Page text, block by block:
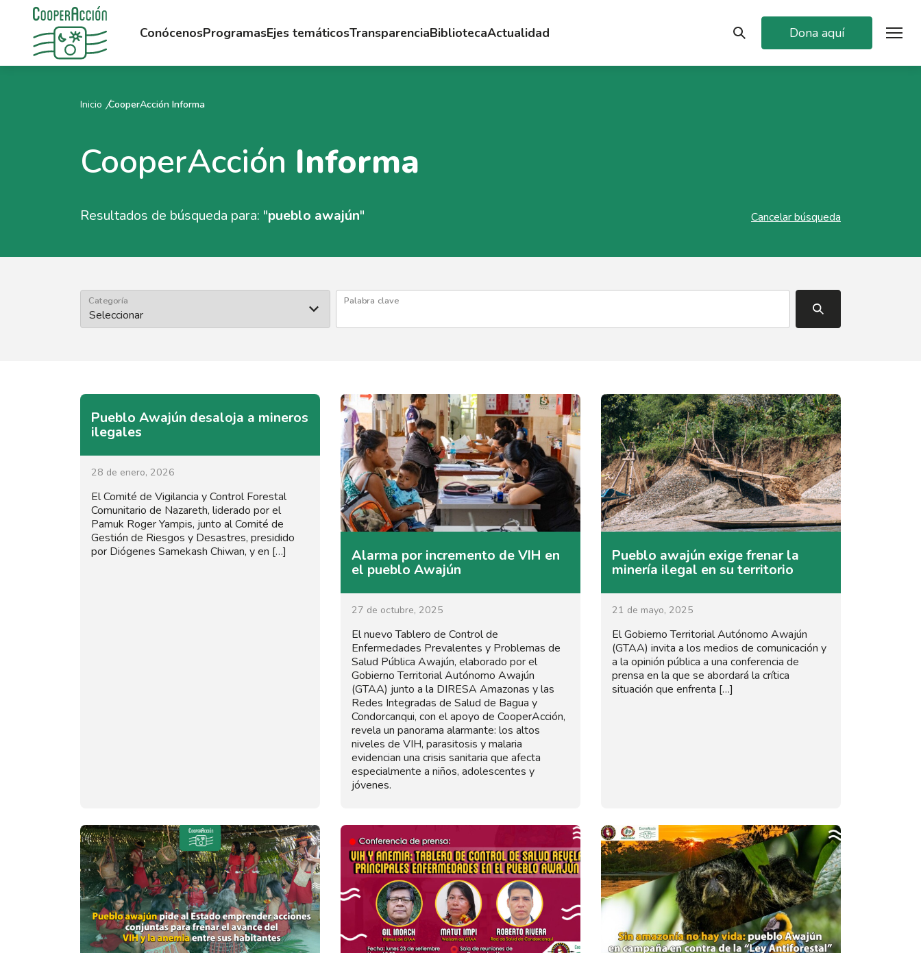
ConócenosProgramasEjes temáticosTransparenciaBibliotecaActualidad Dona aquí
Inicio CooperAcción Informa
CooperAcción Informa
Resultados de búsqueda para: "pueblo awajún" Cancelar búsqueda
Categoría Palabra clave
Pueblo Awajún desaloja a mineros
ilegales
28 de enero, 2026
El Comité de Vigilancia y Control Forestal
Comunitario de Nazareth, liderado por el
Pamuk Roger Yampis, junto al Comité de
Gestión de Riesgos y Desastres, presidido
por Diógenes Samekash Chiwan, y en […]
Alarma por incremento de VIH en
el pueblo Awajún
27 de octubre, 2025
El nuevo Tablero de Control de
Enfermedades Prevalentes y Problemas de
Salud Pública Awajún, elaborado por el
Gobierno Territorial Autónomo Awajún
(GTAA) junto a la DIRESA Amazonas y las
Redes Integradas de Salud de Bagua y
Condorcanqui, con el apoyo de CooperAcción,
revela un panorama alarmante: los altos
niveles de VIH, parasitosis y malaria
evidencian una crisis sanitaria que afecta
especialmente a niños, adolescentes y
jóvenes.
Pueblo awajún exige frenar la
minería ilegal en su territorio
21 de mayo, 2025
El Gobierno Territorial Autónomo Awajún
(GTAA) invita a los medios de comunicación y
a la opinión pública a una conferencia de
prensa en la que se abordará la crítica
situación que enfrenta […]